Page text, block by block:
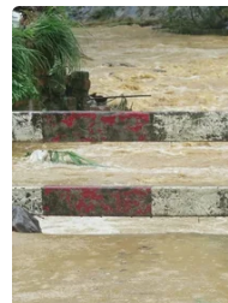
Đà Nẵng lần đầu
Hoa hậu Di sản toàn
05/08/2026 11:01
Hà Nội
nhóm 10 thành phố
giới về ẩm thực
05/08/2026 03:11